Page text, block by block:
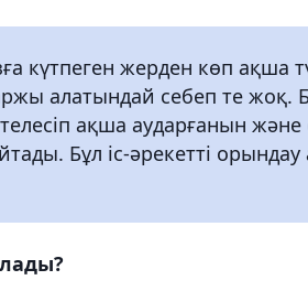
күтпеген жерден көп ақша
алатындай себеп те жоқ.
ақша аударғанын және
Бұл іс-әрекетті